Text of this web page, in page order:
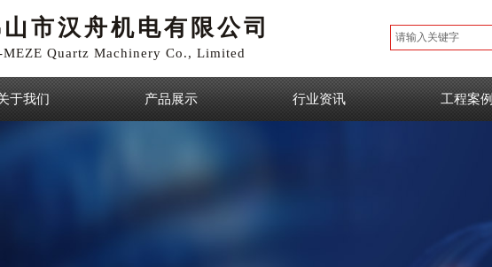
市汉舟机电有限公司
MEZE Quartz Machinery Co., Limited
于我们 产品展示 行业资讯 工程案例